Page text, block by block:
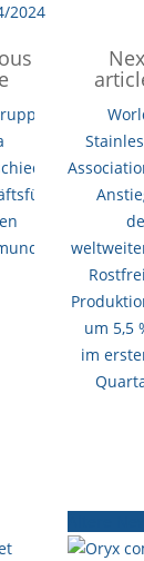
2024
um 5,5
im